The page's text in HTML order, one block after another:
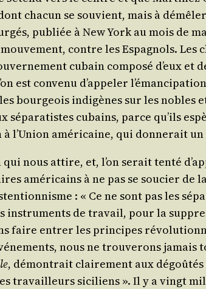
cha­cun se sou­vient, mais à
publiée à New York au mois de
contre les Espa­gnols.
cubain com­po­sé d’eux
est conve­nu d’ap­pe­ler
bour­geois indi­gènes sur les nobles
sépa­ra­tistes cubains, parce qu’ils
à l’U­nion amé­ri­caine, qui don­ne­rait
qui nous attire, et, l’on serait ten­té
amé­ri­cains à ne pas se sou­cier de
: « Ce ne sont pas les
ins­tru­ments de tra­vail, pour la
faire entrer les prin­cipes
nous ne trou­ve­rons jamais
, démon­trait clai­re­ment aux
tra­vailleurs sici­liens ». Il y a vingt